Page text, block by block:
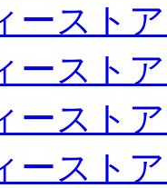
ースト
ースト
ースト
ースト